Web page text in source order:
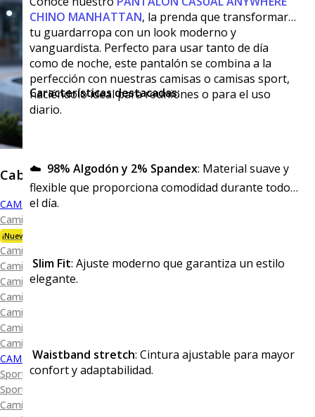
Caballero
CAMISAS
Camisa Premium Bambú
¡Nueva Colección!
Camisa Blanca
Camisa Performance
Camisa Piqué
Camisa Oxford
Camisa Lisa y Textura
Camisa Diseño
Camisa Cuadro y Raya
CAMISA SPORT
Sport Lisas
Sport Diseño
Camiseta Lisa
CHINO MANHATTAN, la prenda que transformará
tu guardarropa con un look moderno y
vanguardista. Perfecto para usar tanto de día
como de noche, este pantalón se combina a la
perfección con nuestras camisas o camisas sport,
haciéndolo ideal para reuniones o para el uso
diario.
Características destacadas:
☁️ 98% Algodón y 2% Spandex: Material suave y
flexible que proporciona comodidad durante todo
el día.
Slim Fit: Ajuste moderno que garantiza un estilo
elegante.
Waistband stretch: Cintura ajustable para mayor
confort y adaptabilidad.